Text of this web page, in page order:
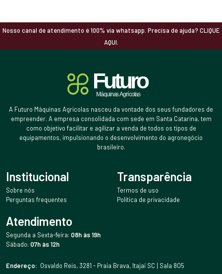
Nosso canal de atendimento é 100% via whatsapp. Precisa de ajuda? CLIQUE
AQUI.
A Futuro Máquinas Agrícolas nasceu da vontade dos seus fundadores de
empreender. A empresa consolidada com sede em Santa Catarina, tem
como objetivo facilitar e agilizar a venda de todos os tipos de
equipamentos, impulsionando o desenvolvimento do agronegócio
brasileiro.
Institucional
Sobre nós
Perguntas frequentes
Transparência
Termos de uso
Política de privacidade
Atendimento
Segunda a Sexta-feira: 08h às 19h
Sábado: 07h às 12h
Endereço: Osvaldo Reis, 3281 - Praia Brava, Itajaí SC | Sala 805